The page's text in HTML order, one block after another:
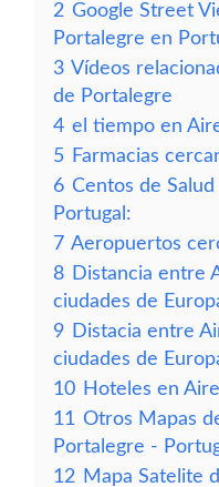
2 Google Street
Portalegre en
3 Vídeos
de Portalegre
4 el tiempo en
5 Farmacias
6 Centos de
Portugal:
7 Aeropuertos
8 Distancia entre
ciudades de
9 Distacia entre
ciudades de
10 Hoteles en
11 Otros Mapas
Portalegre -
12 Mapa Satelite